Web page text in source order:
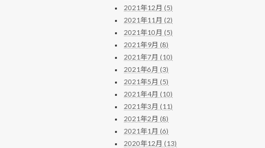
2021年12月 (5)
2021年11月 (2)
2021年10月 (5)
2021年9月 (8)
2021年7月 (10)
2021年6月 (3)
2021年5月 (5)
2021年4月 (10)
2021年3月 (11)
2021年2月 (8)
2021年1月 (6)
2020年12月 (13)